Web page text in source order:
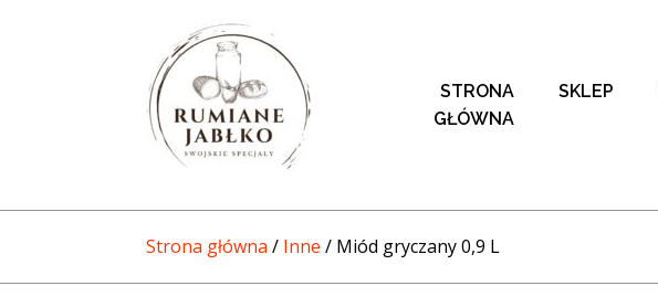
STRONA
GŁÓWNA
SKLEP
Strona główna / Inne / Miód gryczany 0,9 L